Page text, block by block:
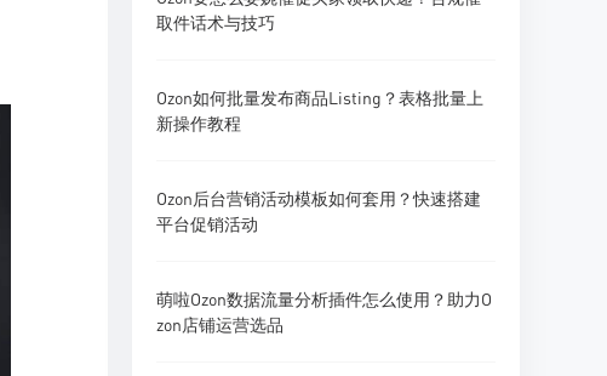
取件话术与技巧
Ozon如何批量发布商品Listing？表格批量上
新操作教程
Ozon后台营销活动模板如何套用？快速搭建
平台促销活动
萌啦Ozon数据流量分析插件怎么使用？助力O
zon店铺运营选品